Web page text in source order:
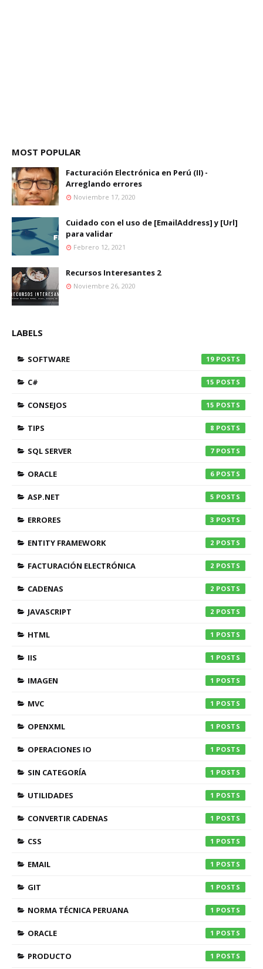
MOST POPULAR
Facturación Electrónica en Perú (II) -
Arreglando errores
Noviembre 17, 2020
Cuidado con el uso de [EmailAddress] y [Url]
para validar
Febrero 12, 2021
Recursos Interesantes 2
Noviembre 26, 2020
LABELS
SOFTWARE 19
C# 15
CONSEJOS 15
TIPS 8
SQL SERVER 7
ORACLE 6
ASP.NET 5
ERRORES 3
ENTITY FRAMEWORK 2
FACTURACIÓN ELECTRÓNICA 2
CADENAS 2
JAVASCRIPT 2
HTML 1
IIS 1
IMAGEN 1
MVC 1
OPENXML 1
OPERACIONES IO 1
SIN CATEGORÍA 1
UTILIDADES 1
CONVERTIR CADENAS 1
CSS 1
EMAIL 1
GIT 1
NORMA TÉCNICA PERUANA 1
ORACLE 1
PRODUCTO 1